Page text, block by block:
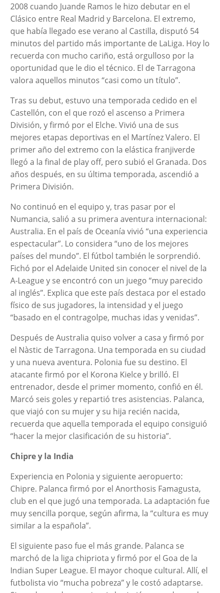
2008 cuando Juande Ramos le hizo debutar en el
Clásico entre Real Madrid y Barcelona. El extremo,
que había llegado ese verano al Castilla, disputó 54
minutos del partido más importante de LaLiga. Hoy lo
recuerda con mucho cariño, está orgulloso por la
oportunidad que le dio el técnico. El de Tarragona
valora aquellos minutos “casi como un título”.
Tras su debut, estuvo una temporada cedido en el
Castellón, con el que rozó el ascenso a Primera
División, y firmó por el Elche. Vivió una de sus
mejores etapas deportivas en el Martínez Valero. El
primer año del extremo con la elástica franjiverde
llegó a la final de play off, pero subió el Granada. Dos
años después, en su última temporada, ascendió a
Primera División.
No continuó en el equipo y, tras pasar por el
Numancia, salió a su primera aventura internacional:
Australia. En el país de Oceanía vivió “una experiencia
espectacular”. Lo considera “uno de los mejores
países del mundo”. El fútbol también le sorprendió.
Fichó por el Adelaide United sin conocer el nivel de la
A-League y se encontró con un juego “muy parecido
al inglés”. Explica que este país destaca por el estado
físico de sus jugadores, la intensidad y el juego
“basado en el contragolpe, muchas idas y venidas”.
Después de Australia quiso volver a casa y firmó por
el Nàstic de Tarragona. Una temporada en su ciudad
y una nueva aventura. Polonia fue su destino. El
atacante firmó por el Korona Kielce y brilló. El
entrenador, desde el primer momento, confió en él.
Marcó seis goles y repartió tres asistencias. Palanca,
que viajó con su mujer y su hija recién nacida,
recuerda que aquella temporada el equipo consiguió
“hacer la mejor clasificación de su historia”.
Chipre y la India
Experiencia en Polonia y siguiente aeropuerto:
Chipre. Palanca firmó por el Anorthosis Famagusta,
club en el que jugó una temporada. La adaptación fue
muy sencilla porque, según afirma, la “cultura es muy
similar a la española”.
El siguiente paso fue el más grande. Palanca se
marchó de la liga chipriota y firmó por el Goa de la
Indian Super League. El mayor choque cultural. Allí, el
futbolista vio “mucha pobreza” y le costó adaptarse.